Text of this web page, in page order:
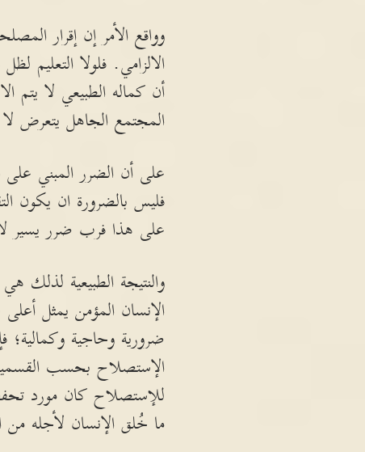
وواقع الأمر إن إقرار
الالزامي. فلولا التعليم
أن كماله الطبيعي لا يتم
المجتمع الجاهل يتعرض
على أن الضرر المبني
فليس بالضرورة ان يكون
على هذا فرب ضرر يسير
والنتيجة الطبيعية
الإنسان المؤمن يمثل
ضرورية وحاجية وكمالية؛
الإستصلاح بحسب
للإستصلاح كان مورد
ما خُلق الإنسان لأجله من